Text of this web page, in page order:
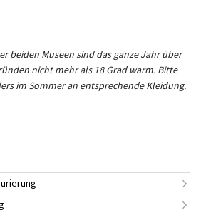
beiden Museen sind das ganze Jahr über
nicht mehr als 18 Grad warm. Bitte
im Sommer an entsprechende Kleidung.